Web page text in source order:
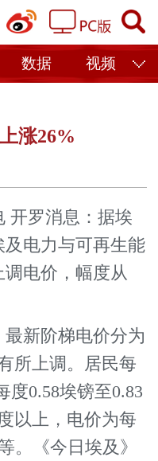
数据 视频
涨26%
罗消息：据埃
电力与可再生能
电价，幅度从
新阶梯电价分为
所上调。居民每
度0.58埃镑至0.83
以上，电价为每
。《今日埃及》